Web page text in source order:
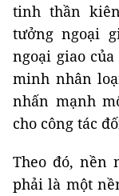
tinh thần
tưởng ngoại
ngoại giao
minh nhân
nhấn mạnh
cho công tác
Theo đó, nền
phải là một